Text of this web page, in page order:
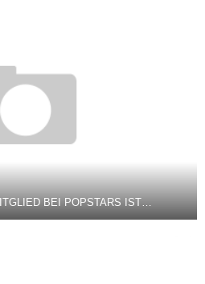
BEI POPSTARS IST…